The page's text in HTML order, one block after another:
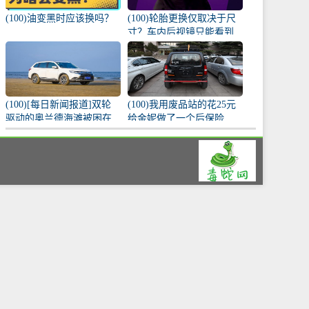
(100)油变黑时应该换吗？
(100)轮胎更换仅取决于尺
寸？车内后视镜只能看到
车内？原来这么多讲究！
(100)[每日新闻报道]双轮
驱动的奥兰德海滩被困在
车内，遇到危险时能冷静
(100)我用废品站的花25元
给金妮做了一个后保险
杠。